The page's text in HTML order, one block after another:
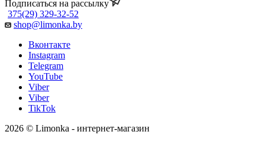
Подписаться на рассылку
375(29) 329-32-52
shop@limonka.by
Вконтакте
Instagram
Telegram
YouTube
Viber
Viber
TikTok
2026 © Limonka - интернет-магазин